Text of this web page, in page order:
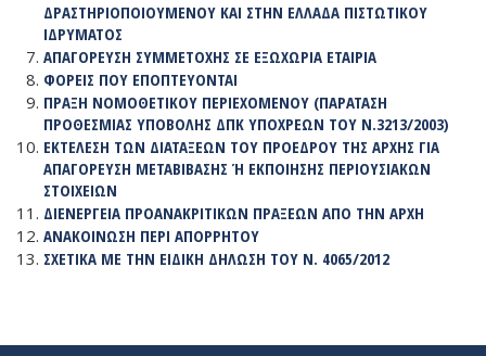
ΔΡΑΣΤΗΡΙΟΠΟΙΟYΜΕΝΟΥ ΚΑΙ ΣΤΗΝ ΕΛΛΑΔΑ ΠΙΣΤΩΤΙΚΟΥ
ΙΔΡΥΜΑΤΟΣ
ΑΠΑΓΟΡΕΥΣΗ ΣΥΜΜΕΤΟΧΗΣ ΣΕ ΕΞΩΧΩΡΙΑ ΕΤΑΙΡΙΑ
ΦΟΡΕΊΣ ΠΟΥ ΕΠΟΠΤΕΎΟΝΤΑΙ
ΠΡΆΞΗ ΝΟΜΟΘΕΤΙΚΟΎ ΠΕΡΙΕΧΟΜΈΝΟΥ (ΠΑΡΆΤΑΣΗ
ΠΡΟΘΕΣΜΊΑΣ ΥΠΟΒΟΛΉΣ ΔΠΚ ΥΠΟΧΡΈΩΝ ΤΟΥ Ν.3213/2003)
ΕΚΤΈΛΕΣΗ ΤΩΝ ΔΙΑΤΆΞΕΩΝ ΤΟΥ ΠΡΟΈΔΡΟΥ ΤΗΣ ΑΡΧΉΣ ΓΙΑ
ΑΠΑΓΌΡΕΥΣΗ ΜΕΤΑΒΊΒΑΣΗΣ Ή ΕΚΠΟΊΗΣΗΣ ΠΕΡΙΟΥΣΙΑΚΏΝ Σ
ΤΟΙΧΕΊΩΝ
ΔΙΕΝΈΡΓΕΙΑ ΠΡΟΑΝΑΚΡΙΤΙΚΏΝ ΠΡΆΞΕΩΝ ΑΠΌ ΤΗΝ ΑΡΧΉ
ΑΝΑΚΟΊΝΩΣΗ ΠΕΡΊ ΑΠΟΡΡΉΤΟΥ
ΣΧΕΤΙΚΆ ΜΕ ΤΗΝ ΕΙΔΙΚΉ ΔΉΛΩΣΗ ΤΟΥ Ν. 4065/2012